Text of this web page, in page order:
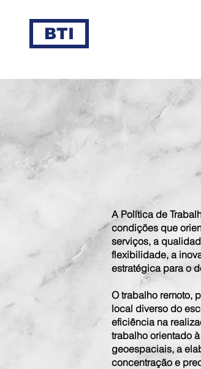
BTI
A Política de
condições que
serviços, a
flexibilidade, a
estratégica para o
O trabalho remoto,
local diverso do
eficiência na
trabalho orientado
geoespaciais, a
concentração e